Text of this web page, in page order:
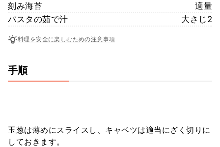
刻み海苔
適量
パスタの茹で汁
大さじ2
料理を安全に楽しむための注意事項
手順
玉葱は薄めにスライスし、キャベツは適当にざく切りに
しておきます。